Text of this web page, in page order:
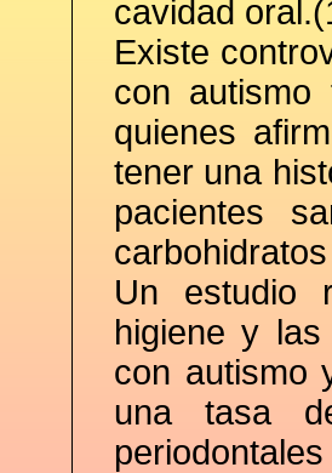
cavidad
Existe
con
quienes
tener una
pacientes
Un estudio
higiene y
con autismo
una tasa